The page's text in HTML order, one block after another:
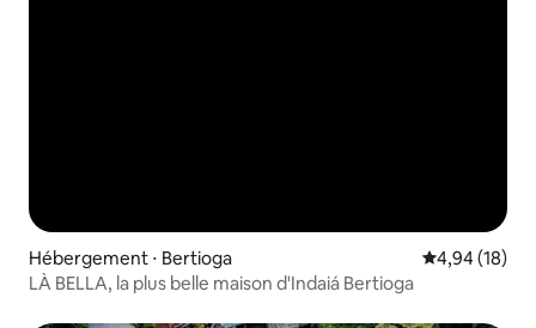
Hébergement ⋅ Bertioga Évaluation
4,94 (18)
LÀ BELLA, la plus belle maison d'Indaiá Bertioga